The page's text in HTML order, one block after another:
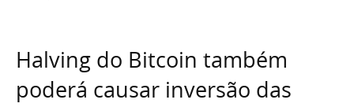
Halving do Bitcoin também
poderá causar inversão das